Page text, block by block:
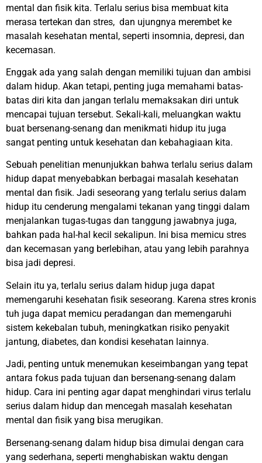
mental dan fisik kita. Terlalu serius bisa membuat kita
merasa tertekan dan stres, dan ujungnya merembet ke
masalah kesehatan mental, seperti insomnia, depresi, dan
kecemasan.
Enggak ada yang salah dengan memiliki tujuan dan ambisi
dalam hidup. Akan tetapi, penting juga memahami batas-
batas diri kita dan jangan terlalu memaksakan diri untuk
mencapai tujuan tersebut. Sekali-kali, meluangkan waktu
buat bersenang-senang dan menikmati hidup itu juga
sangat penting untuk kesehatan dan kebahagiaan kita.
Sebuah penelitian menunjukkan bahwa terlalu serius dalam
hidup dapat menyebabkan berbagai masalah kesehatan
mental dan fisik. Jadi seseorang yang terlalu serius dalam
hidup itu cenderung mengalami tekanan yang tinggi dalam
menjalankan tugas-tugas dan tanggung jawabnya juga,
bahkan pada hal-hal kecil sekalipun. Ini bisa memicu stres
dan kecemasan yang berlebihan, atau yang lebih parahnya
bisa jadi depresi.
Selain itu ya, terlalu serius dalam hidup juga dapat
memengaruhi kesehatan fisik seseorang. Karena stres kronis
tuh juga dapat memicu peradangan dan memengaruhi
sistem kekebalan tubuh, meningkatkan risiko penyakit
jantung, diabetes, dan kondisi kesehatan lainnya.
Jadi, penting untuk menemukan keseimbangan yang tepat
antara fokus pada tujuan dan bersenang-senang dalam
hidup. Cara ini penting agar dapat menghindari virus terlalu
serius dalam hidup dan mencegah masalah kesehatan
mental dan fisik yang bisa merugikan.
Bersenang-senang dalam hidup bisa dimulai dengan cara
yang sederhana, seperti menghabiskan waktu dengan